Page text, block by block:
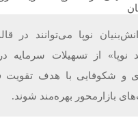
نوپا می‌توانند در
نوپا» از تسهیلات سرمایه
و شکوفایی با هدف
بازارمحور بهره‌مند شوند.